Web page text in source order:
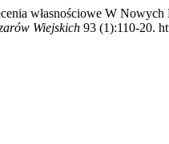
własnościowe W
Wiejskich 93 (1):110-20.